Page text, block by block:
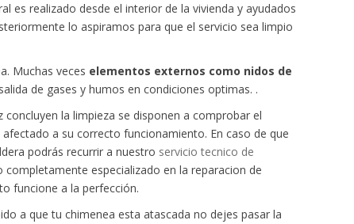
es realizado desde el interior de la vivienda y ayudados
lo aspiramos para que el servicio sea limpio
Muchas veces elementos externos como nidos de
de gases y humos en condiciones optimas. .
la limpieza se disponen a comprobar el
a su correcto funcionamiento. En caso de que
podrás recurrir a nuestro servicio tecnico de
especializado en la reparacion de
funcione a la perfección.
a que tu chimenea esta atascada no dejes pasar la